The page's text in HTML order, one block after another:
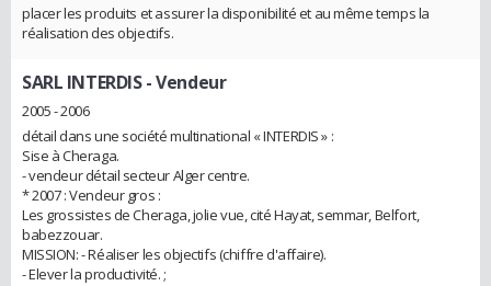
placer les produits et assurer la disponibilité et au même temps la
réalisation des objectifs.
SARL INTERDIS- Vendeur
2005 - 2006
détail dans une société multinational « INTERDIS » :
Sise à Cheraga.
- vendeur détail secteur Alger centre.
* 2007 : Vendeur gros :
Les grossistes de Cheraga, jolie vue, cité Hayat, semmar, Belfort,
babezzouar.
MISSION: - Réaliser les objectifs (chiffre d'affaire).
- Elever la productivité. ;